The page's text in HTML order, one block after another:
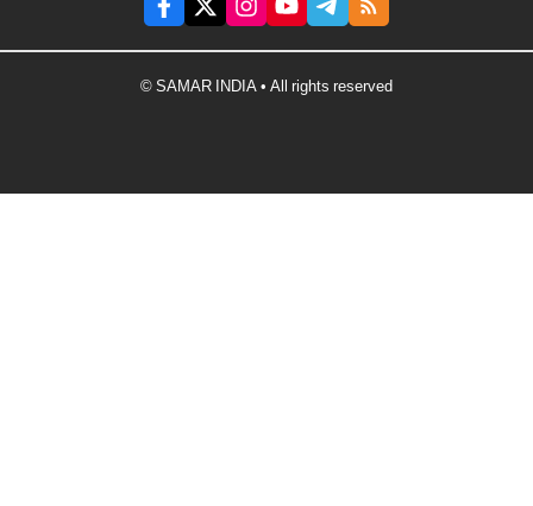
© SAMAR INDIA • All rights reserved